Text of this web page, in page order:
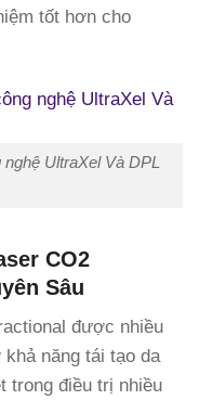
tốt hơn cho
UltraXel Và DPL
CO2
Sâu
được nhiều
năng tái tạo da
trong điều trị nhiều